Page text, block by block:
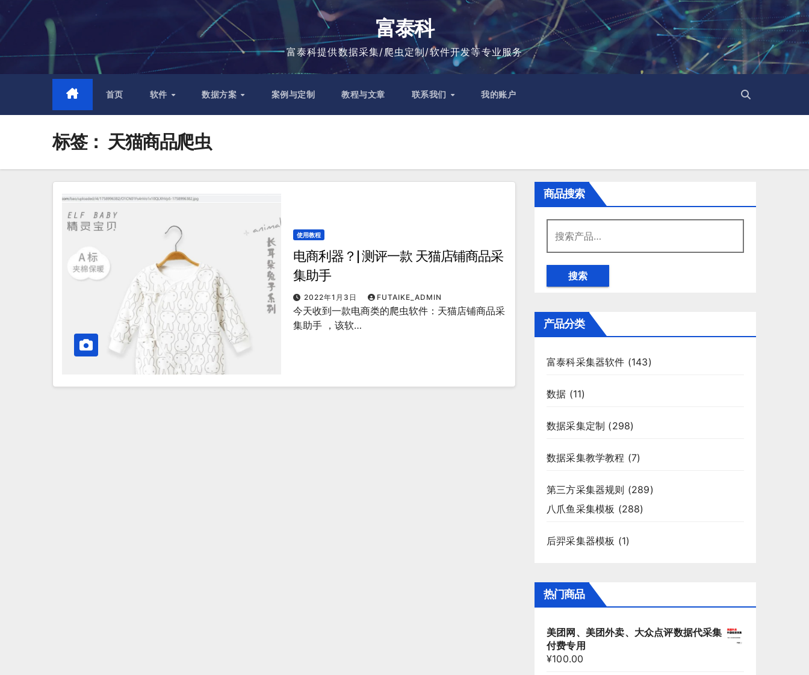
内
富泰科
富泰科提供数据采集/爬虫定制/软件开发等专业服务
首页 软件 数据方案 案例与定制 教程与文章 联系我们 我的账户
标签： 天猫商品爬虫
使用教程
电商利器？| 测评一款 天猫店铺商品采
集助手
2022年1月3日 FUTAIKE_ADMIN
​今天收到一款电商类的爬虫软件：天猫店铺商品采
集助手 ，该软…
商品搜索
索：
搜索
产品分类
富泰科采集器软件 (143)
数据 (11)
数据采集定制 (298)
数据采集教学教程 (7)
第三方采集器规则 (289)
八爪鱼采集模板 (288)
后羿采集器模板 (1)
热门商品
美团网、美团外卖、大众点评数据代采集
付费专用
¥100.00